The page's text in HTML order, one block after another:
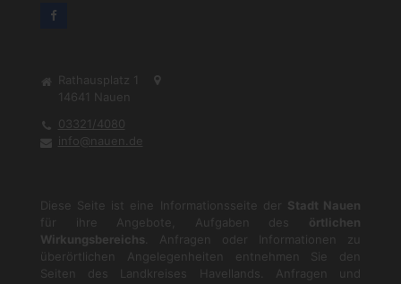
Rathausplatz 1
14641
Nauen
03321/4080
info@nauen.de
Diese Seite ist eine Informationsseite der Stadt Nauen
für ihre Angebote, Aufgaben des örtlichen
Wirkungsbereichs . Anfragen oder Informationen zu
überörtlichen Angelegenheiten entnehmen Sie den
Seiten des Landkreises Havellands. Anfragen und